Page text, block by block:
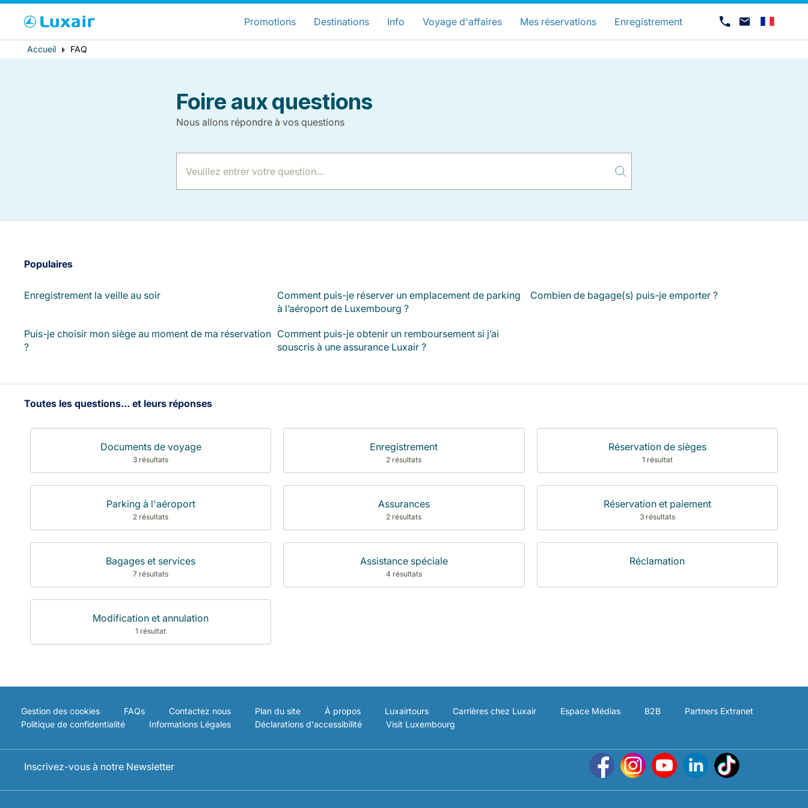
LuxairGroup Sites
Choisissez votre pays et langue préférés
Pays de résidence
Promotions Destinations Info Voyage d'affaires Mes réservations Enregistrement
Message
Fil
Accueil FAQ
Foire aux questions
Nous allons répondre à vos questions
Populaires
Enregistrement la veille au soir
Comment puis-je réserver un emplacement de parking
à l’aéroport de Luxembourg ?
Combien de bagage(s) puis-je emporter ?
Puis-je choisir mon siège au moment de ma réservation
?
Comment puis-je obtenir un remboursement si j’ai
souscris à une assurance Luxair ?
Toutes les questions... et leurs réponses
Documents de voyage
3 résultats
Enregistrement
2 résultats
Réservation de sièges
1 résultat
Parking à l'aéroport
2 résultats
Assurances
2 résultats
Réservation et paiement
3 résultats
Bagages et services
7 résultats
Assistance spéciale
4 résultats
Réclamation
Modification et annulation
1 résultat
Gestion des cookies FAQs Contactez nous Plan du site À propos Luxairtours Carrières chez Luxair Espace Médias B2B
Partners Extranet
Politique de confidentialité
Informations Légales Déclarations d'accessibilité Visit Luxembourg
Inscrivez-vous à notre Newsletter